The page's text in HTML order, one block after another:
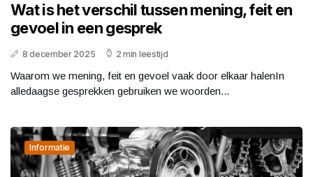
Wat is het verschil tussen mening, feit en
gevoel in een gesprek
8 december 2025 2 min leestijd
Waarom we mening, feit en gevoel vaak door elkaar halenIn
alledaagse gesprekken gebruiken we woorden...
Informatie